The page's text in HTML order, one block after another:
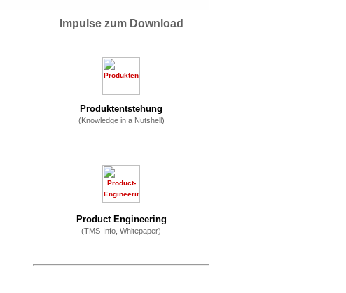
Impulse zum Download
Produktentstehung
(Knowledge in a Nutshell)
Product Engineering
(TMS-Info, Whitepaper)